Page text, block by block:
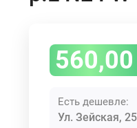
560,00
Есть дешевле:
Ул. Зейская,